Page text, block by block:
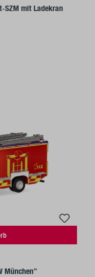
SZM mit Ladekran
München"